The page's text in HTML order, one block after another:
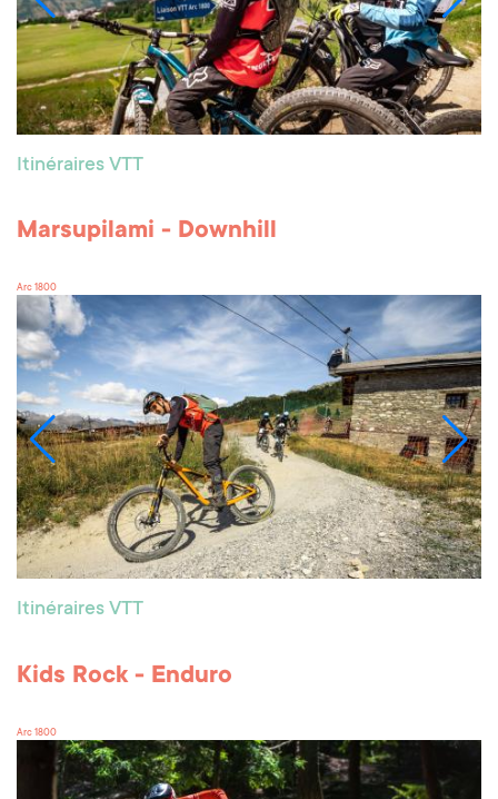
Itinéraires VTT
Marsupilami - Downhill
Arc 1800
Itinéraires VTT
Kids Rock - Enduro
Arc 1800